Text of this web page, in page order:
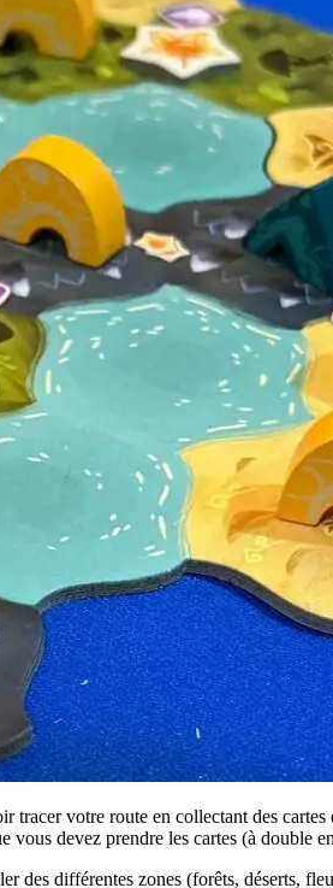
votre route en collectant des cartes
devez prendre les cartes (à double
des différentes zones (forêts, déserts,